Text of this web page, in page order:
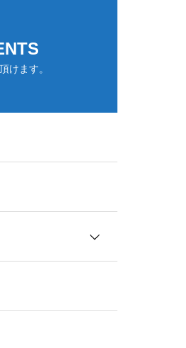
けます。